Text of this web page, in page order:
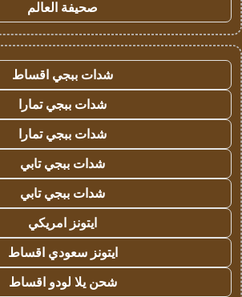
صحيفة العالم
شدات ببجي اقساط
شدات ببجي تمارا
شدات ببجي تمارا
شدات ببجي تابي
شدات ببجي تابي
ايتونز امريكي
ايتونز سعودي اقساط
شحن يلا لودو اقساط